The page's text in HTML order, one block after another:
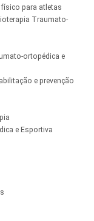
para atletas
Traumato-
ortopédica e
e prevenção
e Esportiva